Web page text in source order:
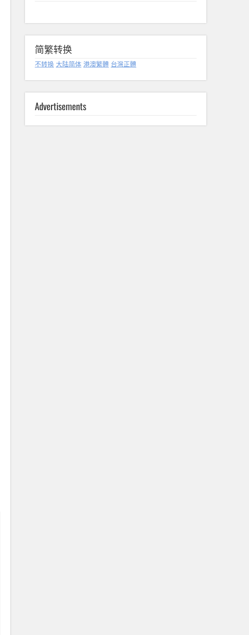
简繁转换
不转换 大陆简体 港澳繁體 台灣正體
Advertisements